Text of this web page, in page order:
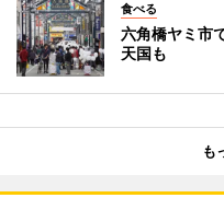
食べる
六角橋ヤミ市
天国も
も